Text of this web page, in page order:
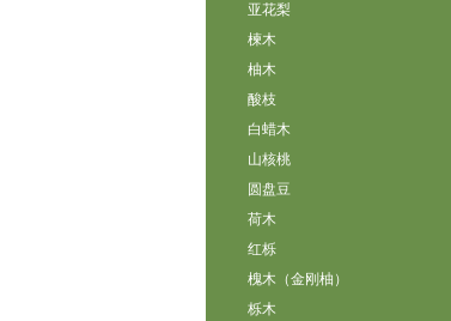
亚花梨
楝木
柚木
酸枝
白蜡木
山核桃
圆盘豆
荷木
红栎
槐木（金刚柚）
栎木